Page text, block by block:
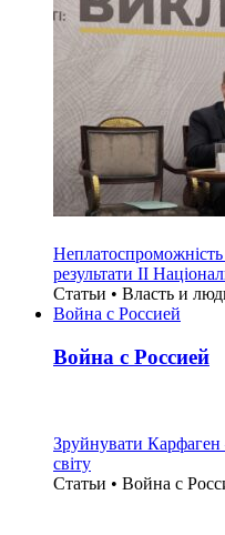
Неплатоспроможність
результати ІІ
Статьи • Власть и
Война с Россией
Война с Россией
Зруйнувати Карфаген
світу
Статьи • Война с